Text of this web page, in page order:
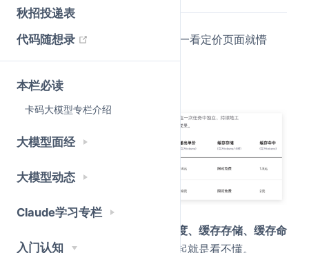
秋招投递表
代码随想录
(opens new window)
本栏必读
卡码大模型专栏介绍
大模型面经
大模型动态
Claude学习专栏
入门认知
很多录友开始用大模型 API 了，一看定价页面就懵
了：
下面是GLM5-1的api定价：
输入单价、输出单价、上下文长度、缓存存储、缓存命
中——每个词都认识，组合在一起就是看不懂。